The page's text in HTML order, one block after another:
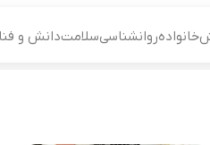
خانوادهروانشناسیسلامتدانش و